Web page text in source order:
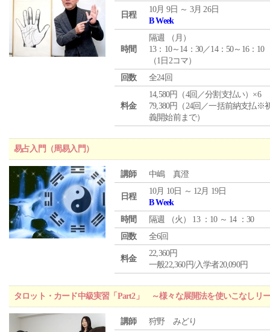
日程
10月 9日 ～ 3月 26日
B Week
時間
隔週 （ 月 ）
13：10～14：30／14：50～16：10
（1日2コマ）
回数
全24回
料金
14,580円（4回／分割支払い）×6
79,380円（24回／一括前納支払※
義開始前まで）
易占入門（周易入門）
講師 中嶋 真澄
日程
10月 10日 ～ 12月 19日
B Week
時間
隔週 （火 ） 13 ：10 ～ 14 ：30
回数
全6回
料金
22,360円
一般22,360円/入学者20,090円
タロット・カード中級実習「Part2」 ～様々な展開法を使いこなしリ
講師
狩野 みどり